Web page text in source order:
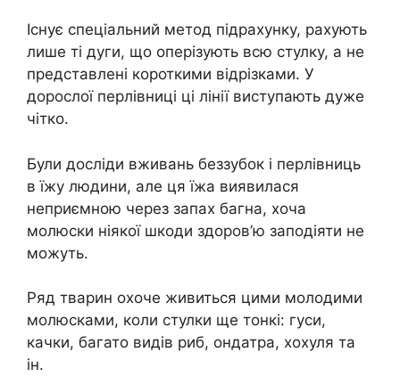
Існує спеціальний метод підрахунку, рахують
лише ті дуги, що оперізують всю стулку, а не
представлені короткими відрізками. У
дорослої перлівниці ці лінії виступають дуже
чітко.
Були досліди вживань беззубок і перлівниць
в їжу людини, але ця їжа виявилася
неприємною через запах багна, хоча
молюски ніякої шкоди здоров’ю заподіяти не
можуть.
Ряд тварин охоче живиться цими молодими
молюсками, коли стулки ще тонкі: гуси,
качки, багато видів риб, ондатра, хохуля та
ін.